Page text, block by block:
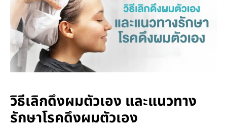
วิธีเลิกดึงผมตัวเอง และแนวทาง
รักษาโรคดึงผมตัวเอง